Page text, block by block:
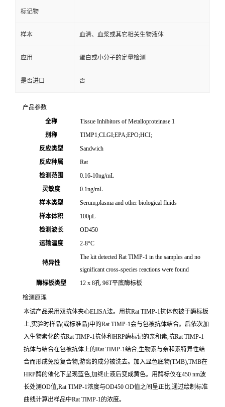
标记物
样本 血清、血浆或其它相关生物液体
应用 蛋白或小分子的定量检测
是否进口 否
产品参数
全称
Tissue Inhibitors of Metalloproteinase 1
别称
TIMP1;CLGI;EPA;EPO;HCI;
反应类型
Sandwich
反应种属
Rat
检测范围
0.16-10ng/mL
灵敏度
0.1ng/mL
样本类型
Serum,plasma and other biological fluids
样本体积
100μL
检测波长
OD450
运输温度
2-8°C
特异性
The kit detected Rat TIMP-1 in the samples and no
significant cross-species reactions were found
酶标板类型
12 x 8孔 96T平底酶标板
检测原理
本试产品采用双抗体夹心ELISA法。用抗Rat TIMP-1抗体包被于酶标板
上,实验时样品(或标准品)中的Rat TIMP-1会与包被抗体结合。后依次加
入生物素化的抗Rat TIMP-1抗体和HRP酶标记的亲和素,抗Rat TIMP-1
抗体与结合在包被抗体上的Rat TIMP-1结合,生物素与亲和素特异性结
合而形成免疫复合物,游离的成分被洗去。加入显色底物(TMB),TMB在
HRP酶的催化下呈现蓝色,加终止液后变成黄色。用酶标仪在450 nm波
长处测OD值,Rat TIMP-1浓度与OD450 OD值之间呈正比,通过绘制标准
曲线计算出样品中Rat TIMP-1的浓度。